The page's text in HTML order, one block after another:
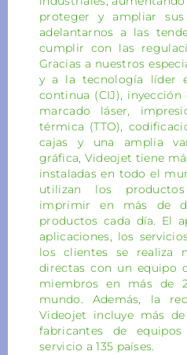
proteger y ampliar
adelantarnos a las
cumplir con las
Gracias a nuestros
y a la tecnología líder
continua (CIJ),
marcado láser,
térmica (TTO),
cajas y una amplia
gráfica, Videojet tiene
instaladas en todo el
utilizan los
imprimir en más de
productos cada día. El
aplicaciones, los
los clientes se realiza
directas con un equipo
miembros en más de
mundo. Además, la
Videojet incluye más
fabricantes de
servicio a 135 países.